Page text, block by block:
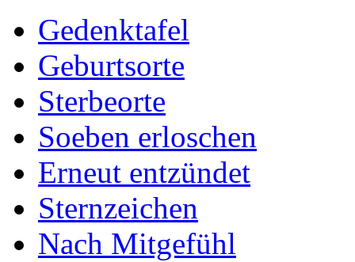
Gedenktafel
Geburtsorte
Sterbeorte
Soeben erloschen
Erneut entzündet
Sternzeichen
Nach Mitgefühl